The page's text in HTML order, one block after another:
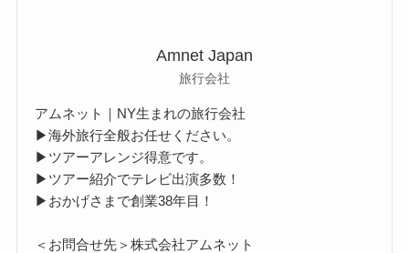
Amnet Japan
旅行会社
アムネット｜NY生まれの旅行会社
▶海外旅行全般お任せください。
▶ツアーアレンジ得意です。
▶ツアー紹介でテレビ出演多数！
▶おかげさまで創業38年目！
＜お問合せ先＞株式会社アムネット